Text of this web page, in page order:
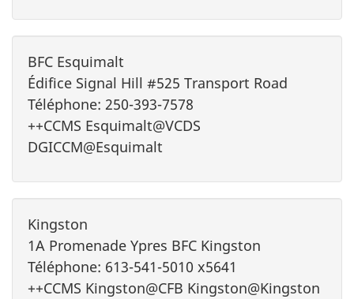
BFC Esquimalt
Édifice Signal Hill #525 Transport Road
Téléphone: 250-393-7578
++CCMS Esquimalt@VCDS
DGICCM@Esquimalt
Kingston
1A Promenade Ypres BFC Kingston
Téléphone: 613-541-5010 x5641
++CCMS Kingston@CFB Kingston@Kingston